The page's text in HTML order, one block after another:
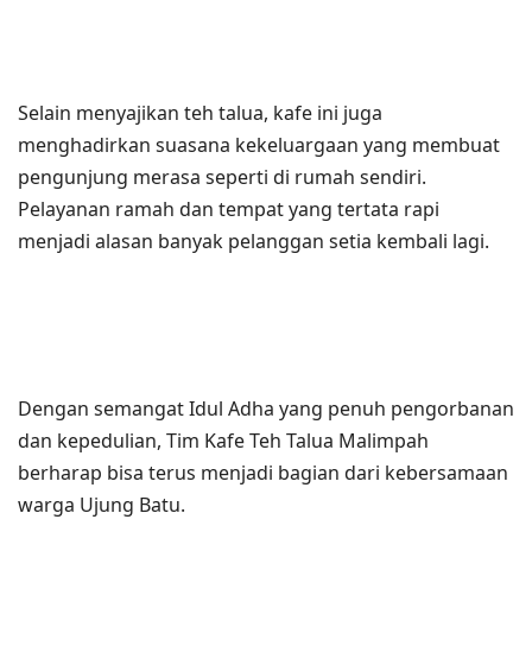
Selain menyajikan teh talua, kafe ini juga
menghadirkan suasana kekeluargaan yang membuat
pengunjung merasa seperti di rumah sendiri.
Pelayanan ramah dan tempat yang tertata rapi
menjadi alasan banyak pelanggan setia kembali lagi.
Dengan semangat Idul Adha yang penuh pengorbanan
dan kepedulian, Tim Kafe Teh Talua Malimpah
berharap bisa terus menjadi bagian dari kebersamaan
warga Ujung Batu.